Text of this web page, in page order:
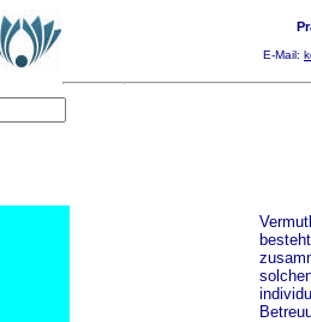
E-Mail: